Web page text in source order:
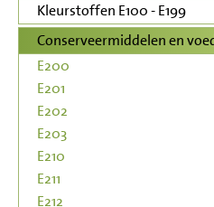
Kleurstoffen E100 - E199
Conserveermiddelen en
E200
E201
E202
E203
E210
E211
E212